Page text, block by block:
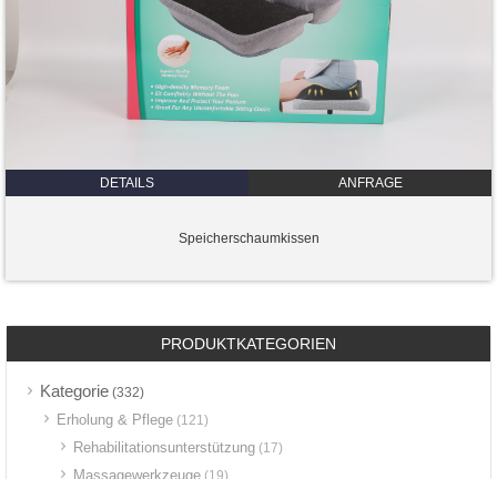
DETAILS ANFRAGE
Speicherschaumkissen
PRODUKTKATEGORIEN
Kategorie (332)
Erholung & Pflege (121)
Rehabilitationsunterstützung (17)
Massagewerkzeuge (19)